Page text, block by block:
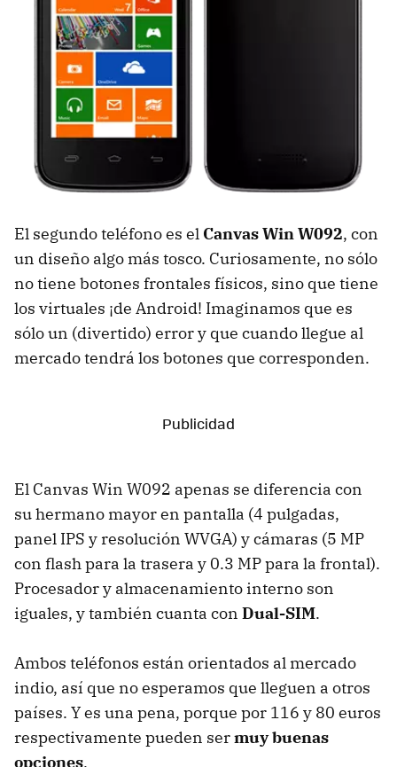
El segundo teléfono es el Canvas Win W092, con
un diseño algo más tosco. Curiosamente, no sólo
no tiene botones frontales físicos, sino que tiene
los virtuales ¡de Android! Imaginamos que es
sólo un (divertido) error y que cuando llegue al
mercado tendrá los botones que corresponden.
El Canvas Win W092 apenas se diferencia con
su hermano mayor en pantalla (4 pulgadas,
panel IPS y resolución WVGA) y cámaras (5 MP
con flash para la trasera y 0.3 MP para la frontal).
Procesador y almacenamiento interno son
iguales, y también cuanta con Dual-SIM.
Ambos teléfonos están orientados al mercado
indio, así que no esperamos que lleguen a otros
países. Y es una pena, porque por 116 y 80 euros
respectivamente pueden sermuy buenas
opciones.